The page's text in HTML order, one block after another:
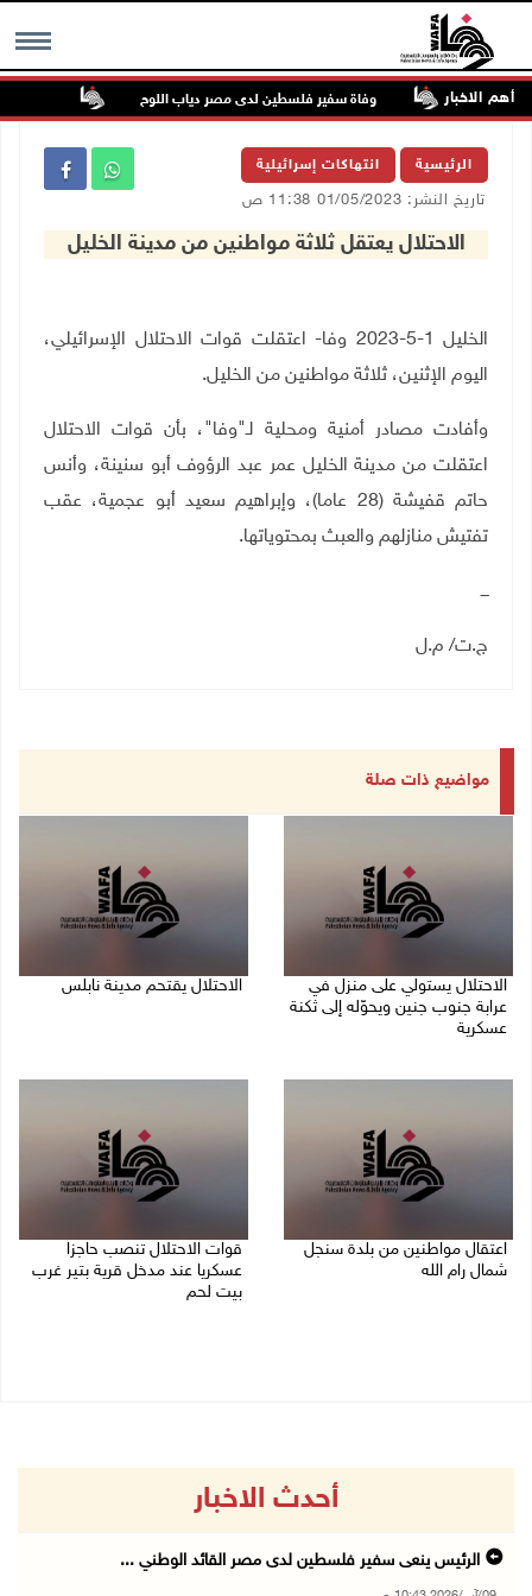
MENU أهم الاخبار وفاة سفير فلسطين لدى مصر دياب اللوح
الرئيسية انتهاكات إسرائيلية
تاريخ النشر: 01/05/2023 11:38 ص
الاحتلال يعتقل ثلاثة مواطنين من مدينة الخليل
الخليل 1-5-2023 وفا- اعتقلت قوات الاحتلال الإسرائيلي،
اليوم الإثنين، ثلاثة مواطنين من الخليل.
وأفادت مصادر أمنية ومحلية لـ"وفا"، بأن قوات الاحتلال
اعتقلت من مدينة الخليل عمر عبد الرؤوف أبو سنينة، وأنس
حاتم قفيشة (28 عاما)، وإبراهيم سعيد أبو عجمية، عقب
تفتيش منازلهم والعبث بمحتوياتها.
ـــ
ج.ت/ م.ل
مواضيع ذات صلة
الاحتلال يستولي على منزل في
عرابة جنوب جنين ويحوّله إلى ثكنة
عسكرية
الاحتلال يقتحم مدينة نابلس
اعتقال مواطنين من بلدة سنجل
شمال رام الله
قوات الاحتلال تنصب حاجزا
عسكريا عند مدخل قرية بتير غرب
بيت لحم
أحدث الاخبار
الرئيس ينعى سفير فلسطين لدى مصر القائد الوطني ...